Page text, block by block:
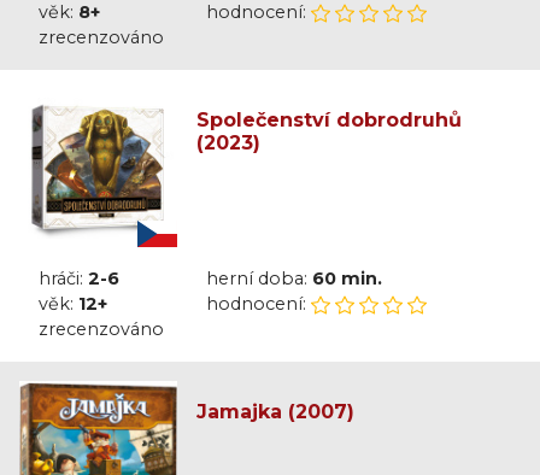
věk: 8+
hodnocení:
zrecenzováno
Společenství dobrodruhů
(2023)
hráči: 2-6 herní doba: 60 min.
věk: 12+
hodnocení:
zrecenzováno
Jamajka (2007)